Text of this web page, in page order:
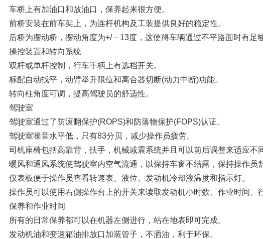
车桥上有加油口和放油口，保养起来很方便。
前桥安装在前车架上，为连杆机构及工装提供良好的稳定性。
后桥为摆动桥，摆动角度为+/－13度，这使得车辆通过不平路面时有足
操控装置和转向系统
双杆或单杆控制，行车手柄上有选档开关。
标配自动找平，动臂举升限位和离合器切断(动力中断)功能。
转向柱角度可调，提高驾驶员的舒适性。
驾驶室
驾驶室通过了防滚翻保护(ROPS)和防落物保护(FOPS)认证。
驾驶室噪音水平低，只有83分贝，减少操作员疲劳。
司机座椅包括高靠背，扶手，机械减震系统并且可以前后调整来适应不
暖风和通风系统使驾驶室内空气流通，以保持车窗不结露，保持操作员
仪表板便于操作员查看转速表、液位、发动机冷却液温度和指示灯。
操作员可以使用右侧操作台上的开关来读取发动机小时数、作业时间、
保养和作业时间
所有的日常保养都可以在机器左侧进行，站在地表即可完成。
发动机油和变速箱油排放口加装管子，不洒油，利于环保。